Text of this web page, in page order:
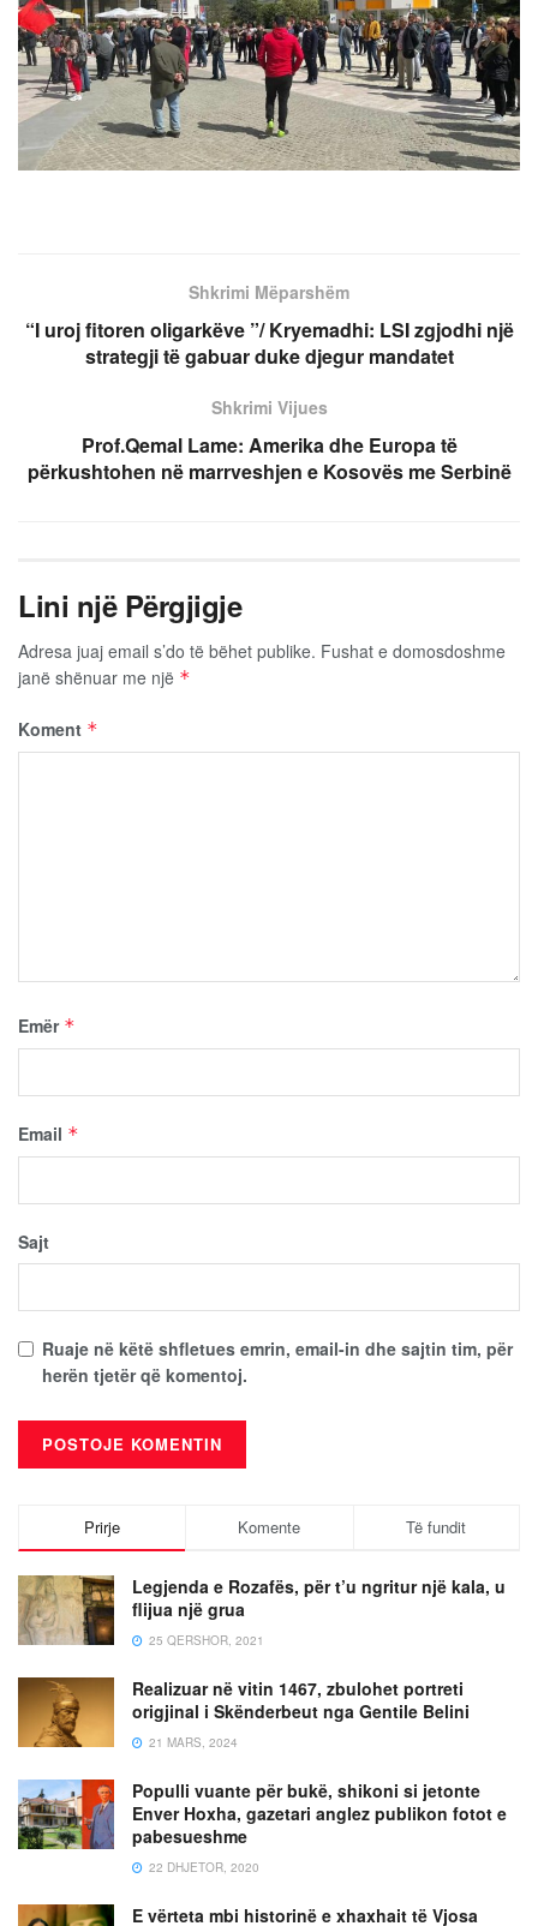
Shkrimi Mëparshëm
“I uroj fitoren oligarkëve ”/ Kryemadhi: LSI zgjodhi një
strategji të gabuar duke djegur mandatet
Shkrimi Vijues
Prof.Qemal Lame: Amerika dhe Europa të
përkushtohen në marrveshjen e Kosovës me Serbinë
Lini një Përgjigje
Adresa juaj email s’do të bëhet publike. Fushat e domosdoshme
janë shënuar me një *
Koment *
Emër *
Email *
Sajt
Ruaje në këtë shfletues emrin, email-in dhe sajtin tim, për
herën tjetër që komentoj.
Prirje Komente Të fundit
Legjenda e Rozafës, për t’u ngritur një kala, u
flijua një grua
25 QERSHOR, 2021
Realizuar në vitin 1467, zbulohet portreti
origjinal i Skënderbeut nga Gentile Belini
21 MARS, 2024
Populli vuante për bukë, shikoni si jetonte
Enver Hoxha, gazetari anglez publikon fotot e
pabesueshme
22 DHJETOR, 2020
E vërteta mbi historinë e xhaxhait të Vjosa